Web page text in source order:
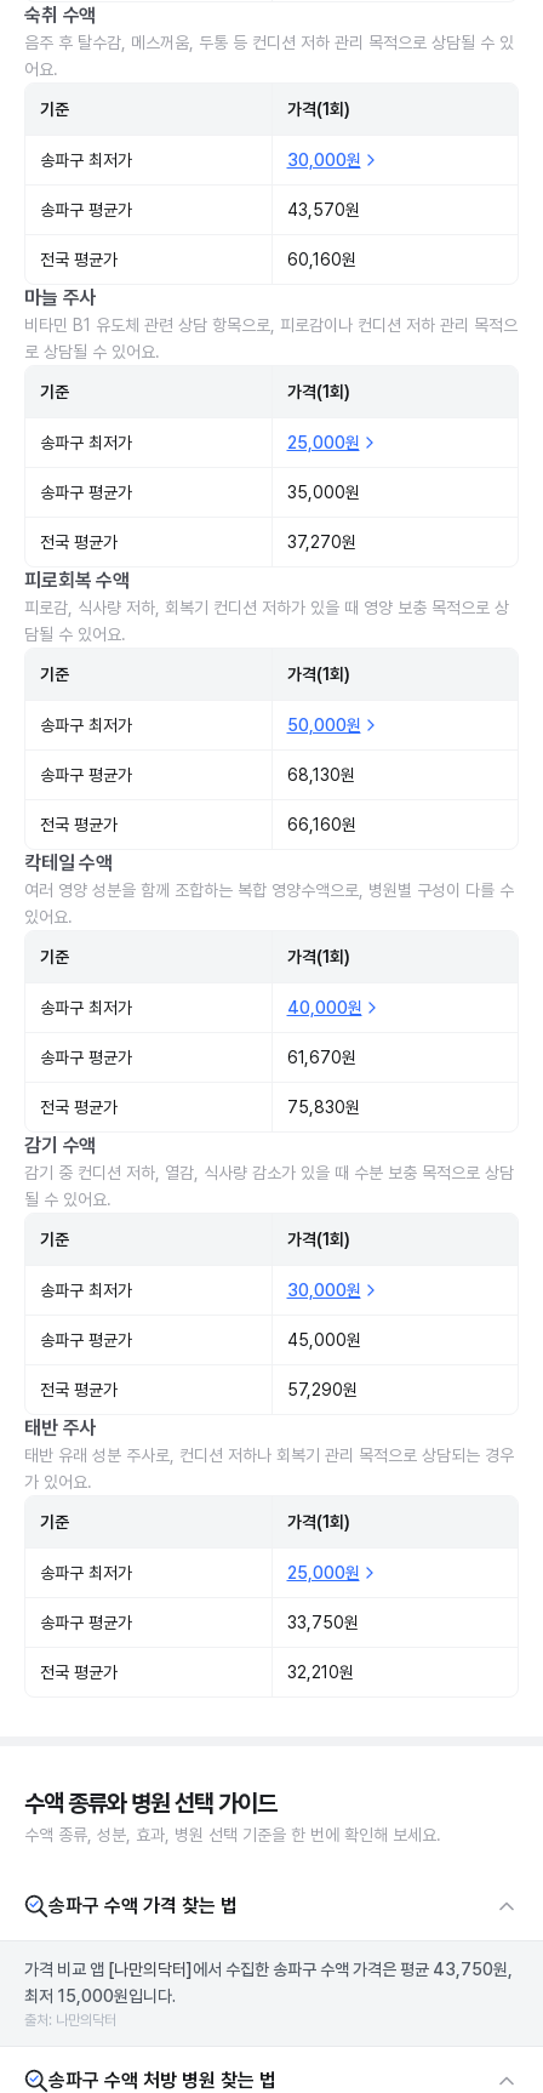
숙취 수액
음주 후 탈수감, 메스꺼움, 두통 등 컨디션 저하 관리 목적으로 상담될 수 있
어요.
기준 가격(1회)
송파구 최저가 30,000원
송파구 평균가 43,570원
전국 평균가 60,160원
마늘 주사
비타민 B1 유도체 관련 상담 항목으로, 피로감이나 컨디션 저하 관리 목적으
로 상담될 수 있어요.
기준 가격(1회)
송파구 최저가 25,000원
송파구 평균가 35,000원
전국 평균가 37,270원
피로회복 수액
피로감, 식사량 저하, 회복기 컨디션 저하가 있을 때 영양 보충 목적으로 상
담될 수 있어요.
기준 가격(1회)
송파구 최저가 50,000원
송파구 평균가 68,130원
전국 평균가 66,160원
칵테일 수액
여러 영양 성분을 함께 조합하는 복합 영양수액으로, 병원별 구성이 다를 수
있어요.
기준 가격(1회)
송파구 최저가 40,000원
송파구 평균가 61,670원
전국 평균가 75,830원
감기 수액
감기 중 컨디션 저하, 열감, 식사량 감소가 있을 때 수분 보충 목적으로 상담
될 수 있어요.
기준 가격(1회)
송파구 최저가 30,000원
송파구 평균가 45,000원
전국 평균가 57,290원
태반 주사
태반 유래 성분 주사로, 컨디션 저하나 회복기 관리 목적으로 상담되는 경우
가 있어요.
기준 가격(1회)
송파구 최저가 25,000원
송파구 평균가 33,750원
전국 평균가 32,210원
수액 종류와 병원 선택 가이드
수액 종류, 성분, 효과, 병원 선택 기준을 한 번에 확인해 보세요.
송파구 수액 가격 찾는 법
가격 비교 앱 [나만의닥터] 에서 수집한 송파구 수액 가격은 평균 43,750원,
최저 15,000원입니다.
출처: 나만의닥터
송파구 수액 처방 병원 찾는 법